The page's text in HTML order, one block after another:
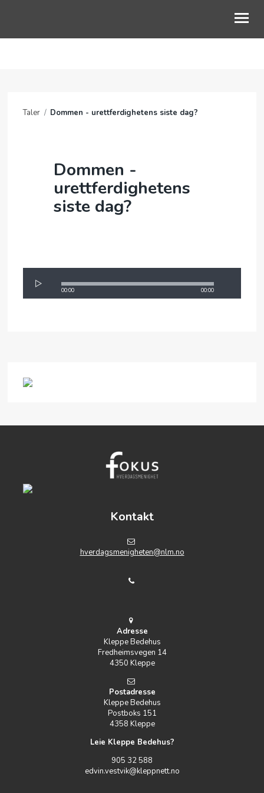
KALENDER
KLEPPE BEDEHUS
Taler / Dommen - urettferdighetens siste dag?
Dommen -
urettferdighetens
siste dag?
00:00 00:00
Kontakt
hverdagsmenigheten@nlm.no
Adresse
Kleppe Bedehus
Fredheimsvegen 14
4350 Kleppe
Postadresse
Kleppe Bedehus
Postboks 151
4358 Kleppe
Leie Kleppe Bedehus?
905 32 588
edvin.vestvik@kleppnett.no